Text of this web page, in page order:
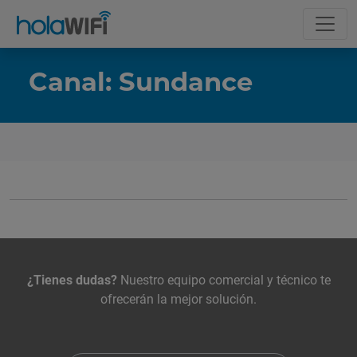
Canal: Sundance
¿Tienes dudas?Nuestro equipo comercial y técnico te
ofrecerán la mejor solución.